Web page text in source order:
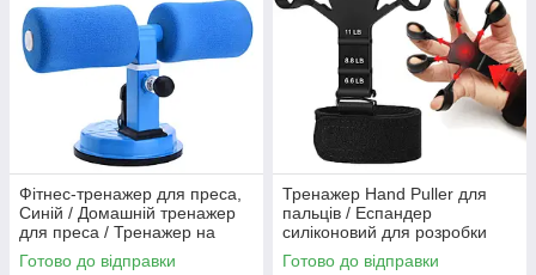
Фітнес-тренажер для преса,
Синій / Домашній тренажер
для преса / Тренажер на
присосках
Готово до відправки
Тренажер Hand Puller для
пальців / Еспандер
силіконовий для розробки
пальців руки
Готово до відправки